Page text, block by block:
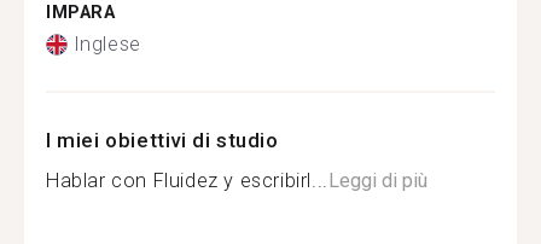
IMPARA
Inglese
I miei obiettivi di studio
Hablar con Fluidez y escribirl...Leggi di più